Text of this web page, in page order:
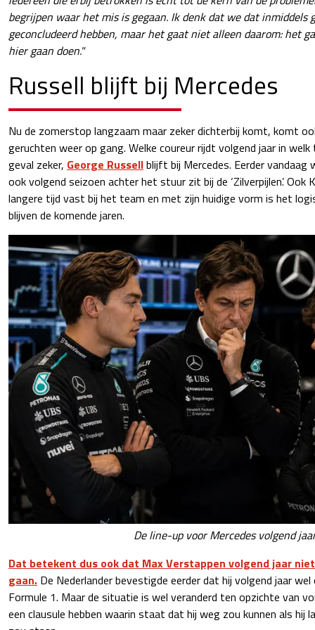
begrijpen waar het mis is gegaan. Ik denk dat we dat inmiddels
geconcludeerd hebben, maar het gaat niet alleen daarom: het
hier gaan doen."
Russell blijft bij Mercedes
Nu de zomerstop langzaam maar zeker dichterbij komt, komt
geruchten weer op gang. Welke coureur rijdt volgend jaar in welk
geval zeker, George Russellblijft bij Mercedes. Eerder vandaag
ook volgend seizoen achter het stuur zit bij de ‘Zilverpijlen’.
langere tijd vast bij het team en met zijn huidige vorm is het
blijven de komende jaren.
De line-up voor Mercedes volgend
Dat betekent dus ook dat Max Verstappen volgend jaar
gaan. De Nederlander bevestigde eerder dat hij volgend jaar
Formule 1. Maar de situatie is wel veranderd ten opzichte van
een clausule hebben waarin staat dat hij weg zou kunnen als hij